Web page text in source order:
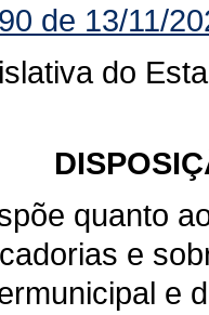
de 13/11/
do
quanto
e
e